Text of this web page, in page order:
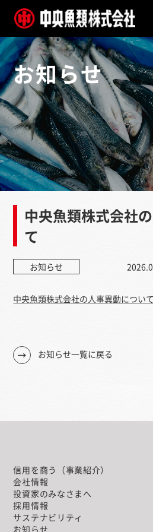
お知らせ
中央魚類株式会社
て
お知らせ
中央魚類株式会社の人事異動について
お知らせ一覧に戻る
信用を商う（事業紹介）
会社情報
投資家のみなさまへ
採用情報
サステナビリティ
お知らせ